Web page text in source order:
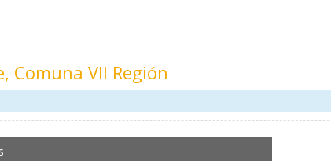
Comuna VII Región